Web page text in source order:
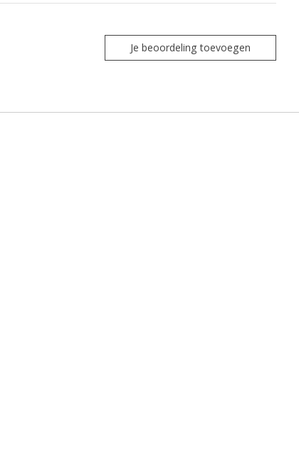
Je beoordeling toevoegen